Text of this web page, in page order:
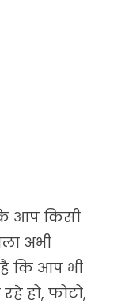
आप किसी
अभी
है कि आप भी
हो, फोटो,